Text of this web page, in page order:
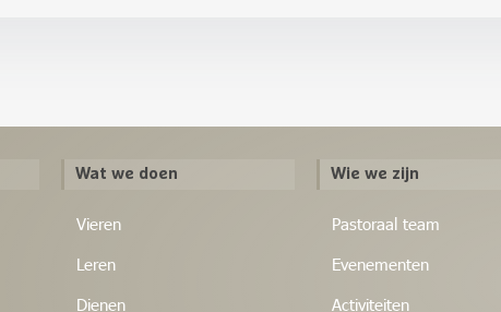
Wat we doen
Vieren
Leren
Dienen
Wie we zijn
Pastoraal team
Evenementen
Activiteiten